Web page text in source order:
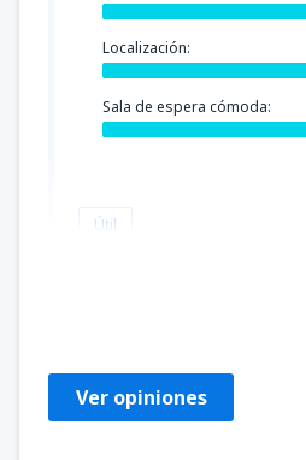
Localización:
Sala de espera cómoda:
Útil
Ver opiniones